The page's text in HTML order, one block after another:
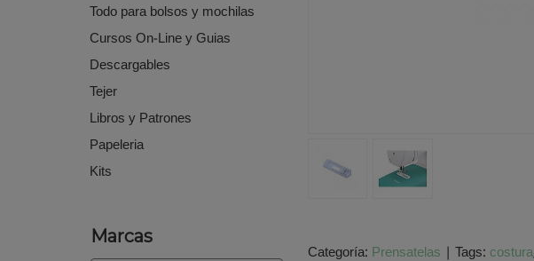
Todo para bolsos y mochilas
Cursos On-Line y Guias
Descargables
Tejer
Libros y Patrones
Papeleria
Kits
Marcas
Categoría: Prensatelas | Tags: costura